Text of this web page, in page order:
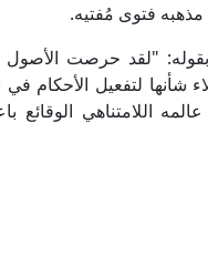
مذهبه فتوى مُفتيه.
بقوله: "لقد حرصت الأصول
شأنها لتفعيل الأحكام
اللامتناهي الوقائع